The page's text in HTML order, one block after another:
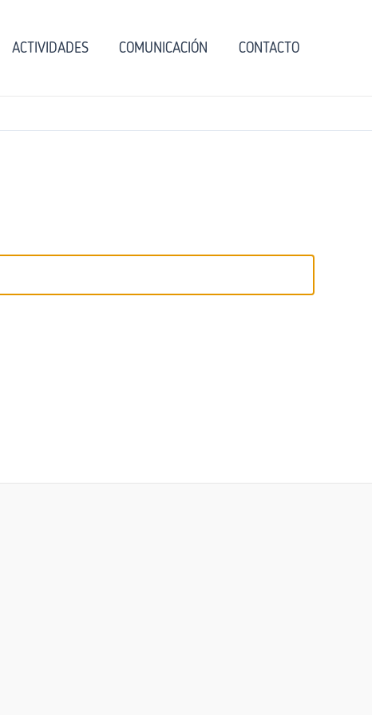
ACTIVIDADES COMUNICACIÓN CONTACTO